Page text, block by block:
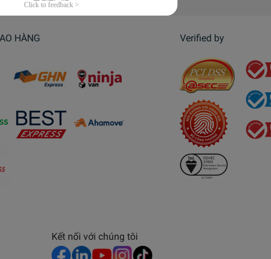
HÀNG Verified by
Kết nối với chúng tôi